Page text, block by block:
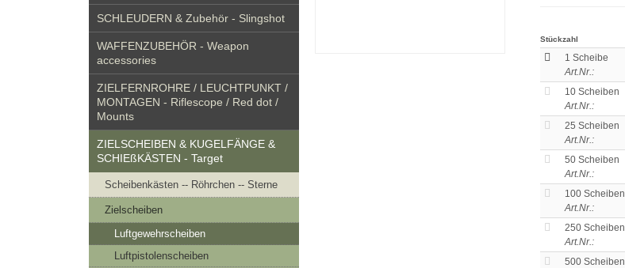
Stückzahl
1 Scheibe
Art.Nr.:
10 Scheiben
Art.Nr.:
25 Scheiben
Art.Nr.:
50 Scheiben
Art.Nr.:
100 Scheiben
Art.Nr.:
250 Scheiben
Art.Nr.:
500 Scheiben
SCHLEUDERN & Zubehör - Slingshot
WAFFENZUBEHÖR - Weapon
accessories
ZIELFERNROHRE / LEUCHTPUNKT /
MONTAGEN - Riflescope / Red dot /
Mounts
ZIELSCHEIBEN & KUGELFÄNGE &
SCHIEßKÄSTEN - Target
Scheibenkästen -- Röhrchen -- Sterne
Zielscheiben
Luftgewehrscheiben
Luftpistolenscheiben